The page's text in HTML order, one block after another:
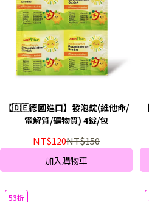
【🇩🇪德國進口】發泡錠(維他命/
電解質/礦物質) 4錠/包
NT$120NT$150
加入購物車
53折